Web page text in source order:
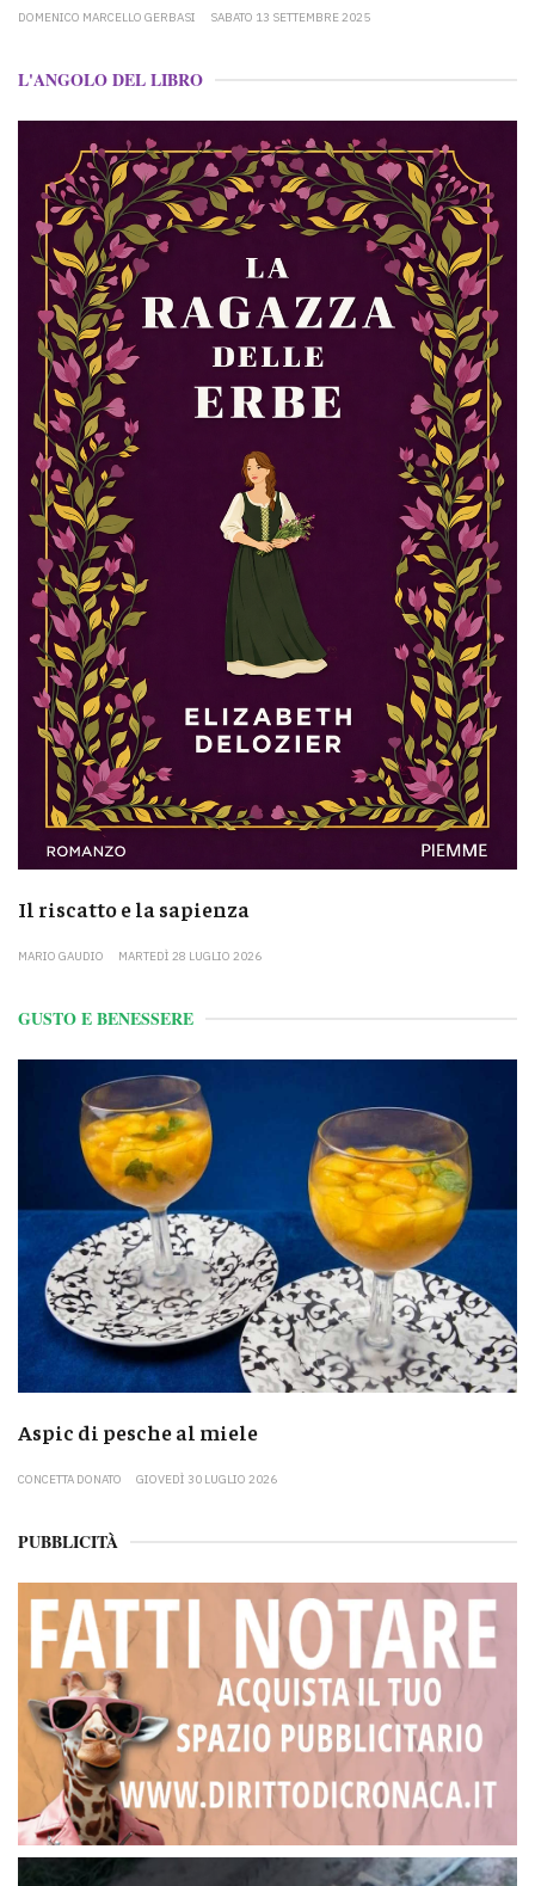
DOMENICO MARCELLO GERBASI SABATO 13 SETTEMBRE 2025
L'ANGOLO DEL LIBRO
Il riscatto e la sapienza
MARIO GAUDIO MARTEDÌ 28 LUGLIO 2026
GUSTO E BENESSERE
Aspic di pesche al miele
CONCETTA DONATO GIOVEDÌ 30 LUGLIO 2026
PUBBLICITÀ